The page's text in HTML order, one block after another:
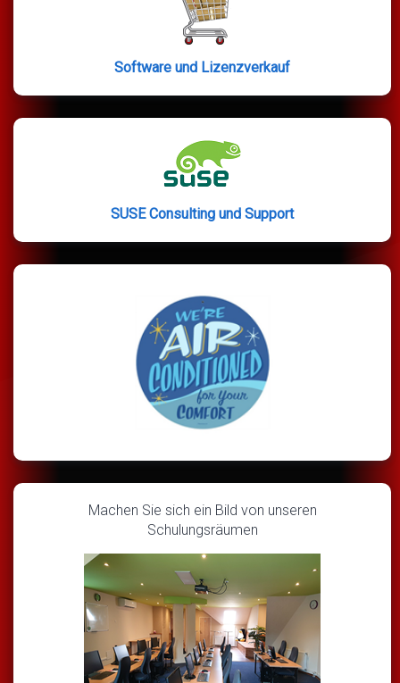
Software und Lizenzverkauf
SUSE Consulting und Support
Machen Sie sich ein Bild von unseren
Schulungsräumen